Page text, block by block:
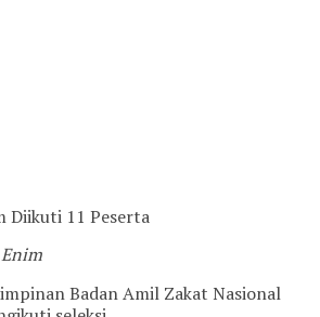
Badan Amil Zakat Nasional